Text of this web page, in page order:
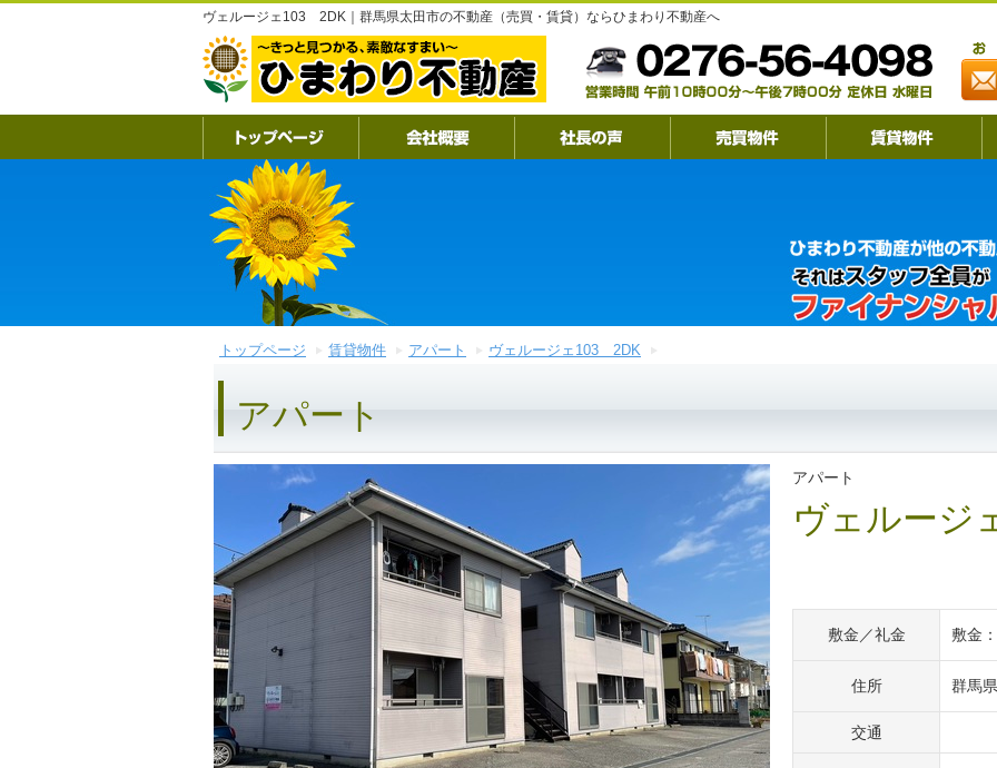
ヴェルージェ103 2DK｜群馬県太田市の不動産（売買・賃貸）ならひまわり不動産へ
トップページ 賃貸物件 アパート ヴェルージェ103 2DK
アパート
アパート
ヴェルー
敷金／礼金 敷金
住所 群馬
交通